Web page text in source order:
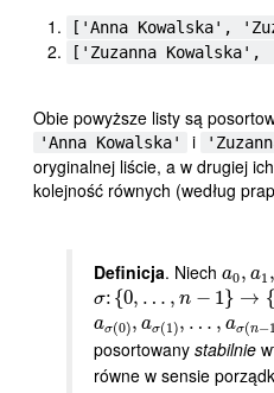
['Anna Kowalska',
['Zuzanna Kowalska',
Obie powyższe listy są
'Anna Kowalska' i
oryginalnej liście, a w drugiej
kolejność równych (według
Definicja. Niech a0, a1 ,
a0,a1,
σ: {0, … , n − 1} → {
σ:{ 0,…, n − 1 }→{0,… ,n− 1
aσ(0), aσ(1), … , aσ(n−
aσ(0), aσ(1), … a σ(n−1
posortowany stabilnie
równe w sensie